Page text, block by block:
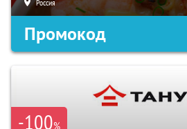
Россия
Промокод
-100%